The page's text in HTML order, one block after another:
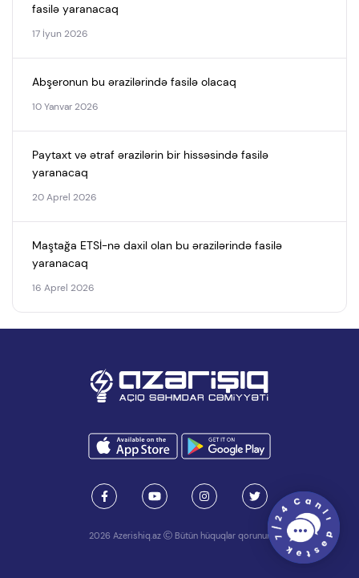
fasilə yaranacaq
17 İyun 2026
Abşeronun bu ərazilərində fasilə olacaq
10 Yanvar 2026
Paytaxt və ətraf ərazilərin bir hissəsində fasilə
yaranacaq
20 Aprel 2026
Maştağa ETSİ-nə daxil olan bu ərazilərində fasilə
yaranacaq
16 Aprel 2026
2026 Azerishiq.az Bütün hüquqlar qorunur